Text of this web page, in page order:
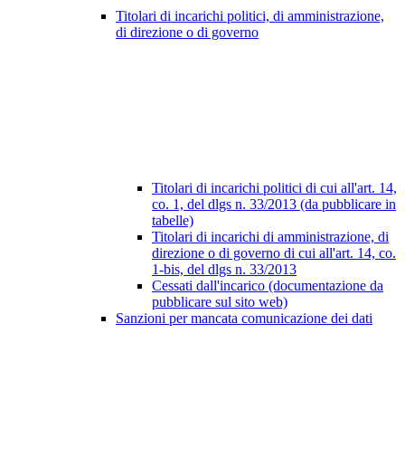
Titolari di incarichi politici, di amministrazione,
di direzione o di governo
Titolari di incarichi politici di cui all'art. 14,
co. 1, del dlgs n. 33/2013 (da pubblicare in
tabelle)
Titolari di incarichi di amministrazione, di
direzione o di governo di cui all'art. 14, co.
1-bis, del dlgs n. 33/2013
Cessati dall'incarico (documentazione da
pubblicare sul sito web)
Sanzioni per mancata comunicazione dei dati